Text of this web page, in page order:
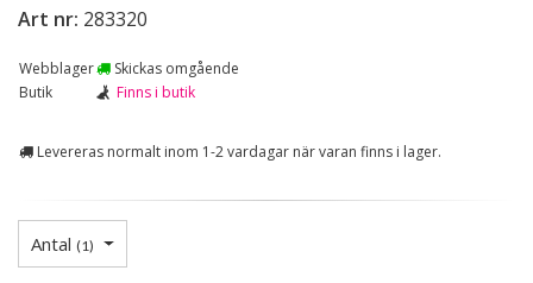
Art nr: 283320
Webblager
Skickas omgående
Butik
Finns i butik
Levereras normalt inom 1-2 vardagar när varan finns i lager.
Antal (1)